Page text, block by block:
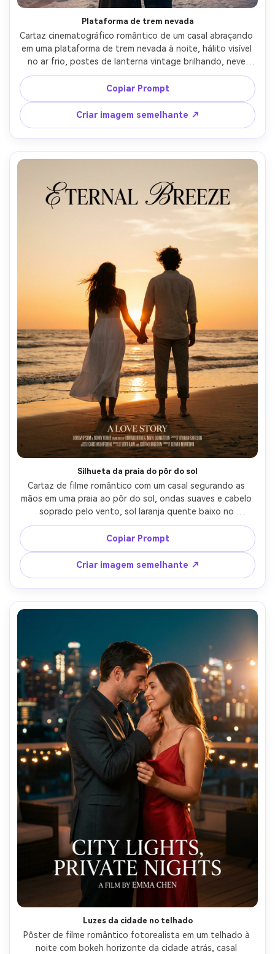
Plataforma de trem nevada
Cartaz cinematográfico romântico de um casal abraçando
em uma plataforma de trem nevada à noite, hálito visível
no ar frio, postes de lanterna vintage brilhando, neve
caindo capturando luz de fundo, ela usa um longo casaco
de lã e lenço de malha, ele usa um casaco de pavão sob
medida, expressão emocional como uma cena final de
adeus, amplo espaço negativo acima para o título,
contraste dramático, tirado em Canon R5 70mm f/2.8,
fotorealista, acabamento de cartaz de filme e grão-AR
4:5
Copiar Prompt
Criar imagem semelhante ↗
Silhueta da praia do pôr do sol
Cartaz de filme romântico com um casal segurando as
mãos em uma praia ao pôr do sol, ondas suaves e cabelo
soprado pelo vento, sol laranja quente baixo no
horizonte criando uma luz brilhante da borda da silhueta,
céu limpo mínimo para a colocação do título, ela usa um
vestido branco fluindo, ele usa camisa de linho e calças
enroladas, enquadramento cinematográfico largo a meio,
disparado em 35mm f/2, classificação de cores quentes
ricas, detalhes ultra-realistas, composição pronta para o
cartaz-AR 4:5
Copiar Prompt
Criar imagem semelhante ↗
Luzes da cidade no telhado
Pôster de filme romântico fotorealista em um telhado à
noite com bokeh horizonte da cidade atrás, casal
Crie imagens com
IA sem limites.
100% grátis!
Comece Grátis →